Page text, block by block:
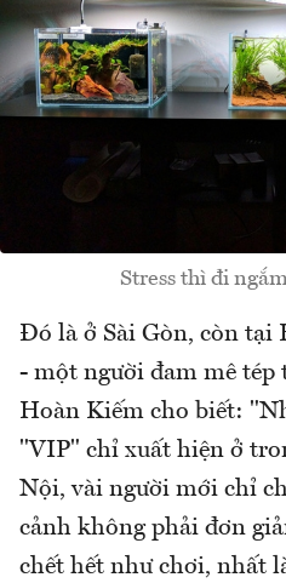
Stress thì đi
Đó là ở Sài Gòn, còn tại
- một người đam mê tép
Hoàn Kiếm cho biết:
"VIP" chỉ xuất hiện ở
Nội, vài người mới chỉ
cảnh không phải đơn
chết hết như chơi, nhất